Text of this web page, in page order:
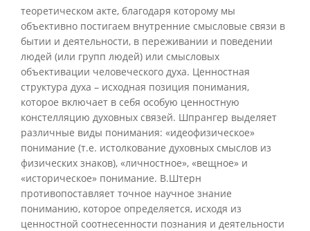
теоретическом акте, благодаря которому мы
объективно постигаем внутренние смысловые связи в
бытии и деятельности, в переживании и поведении
людей (или групп людей) или смысловых
объективации человеческого духа. Ценностная
структура духа – исходная позиция понимания,
которое включает в себя особую ценностную
констелляцию духовных связей. Шпрангер выделяет
различные виды понимания: «идеофизическое»
понимание (т.е. истолкование духовных смыслов из
физических знаков), «личностное», «вещное» и
«историческое» понимание. В.Штерн
противопоставляет точное научное знание
пониманию, которое определяется, исходя из
ценностной соотнесенности познания и деятельности